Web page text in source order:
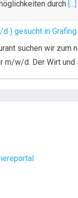
durch [...]
) gesucht in
suchen wir zum
m/w/d. Der Wirt und